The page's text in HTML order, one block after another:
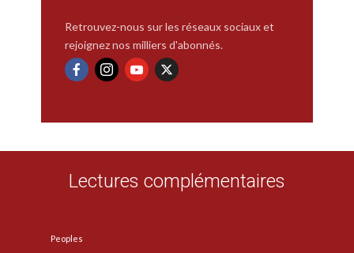
Retrouvez-nous sur les réseaux sociaux et
rejoignez nos milliers d'abonnés.
Lectures complémentaires
Peoples